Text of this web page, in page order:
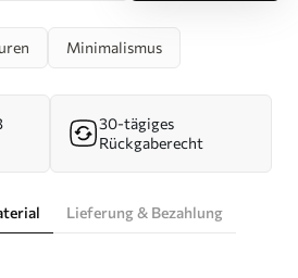
Minimalismus
30-tägiges
Rückgaberecht
Lieferung & Bezahlung